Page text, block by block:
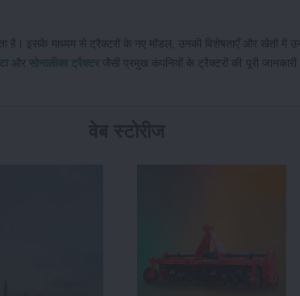
है। इसके माध्यम से ट्रैक्टरों के नए मॉडल, उनकी विशेषताएँ और खेतों में
और सोनालीका ट्रैक्टरजैसी प्रमुख कंपनियों के ट्रैक्टरों की पूरी जानकारी